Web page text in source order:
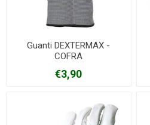
Guanti DEXTERMAX -
COFRA
€3,90